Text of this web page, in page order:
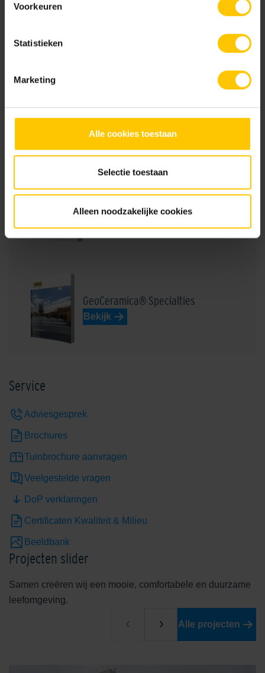
Voorkeuren
Statistieken
Marketing
Alle cookies toestaan
Selectie toestaan
Alleen noodzakelijke cookies
Bekijk
GeoCeramica® Kleurenwaaier
Bekijk
GeoCeramica® Specialties
Bekijk
Service
Adviesgesprek
Brochures
Tuinbrochure aanvragen
Veelgestelde vragen
DoP verklaringen
Certificaten Kwaliteit & Milieu
Beeldbank
Projecten slider
Samen creëren wij een mooie, comfortabele en duurzame
leefomgeving.
Alle projecten